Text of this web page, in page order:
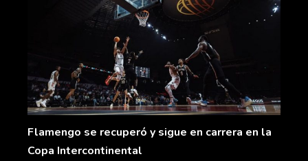
Flamengo se recuperó y sigue en carrera en la
Copa Intercontinental